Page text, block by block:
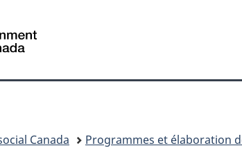
sujet
HTML
Canada
Canada Programmes et élaboration